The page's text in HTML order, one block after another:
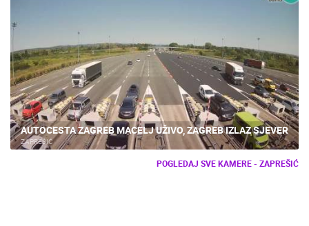
AUTOCESTA ZAGREB MACELJ UŽIVO, ZAGREB IZLAZ SJEVER
ZAPREŠIĆ
POGLEDAJ SVE KAMERE - ZAPREŠIĆ